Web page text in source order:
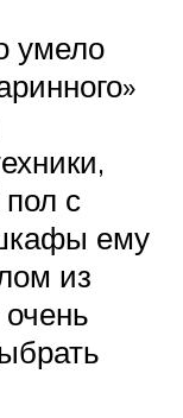
умело
с
ему
из